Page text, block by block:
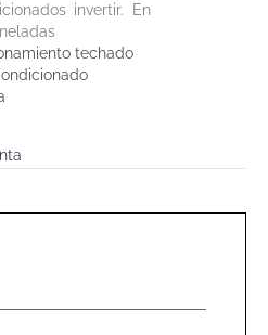
invertir. En
techado